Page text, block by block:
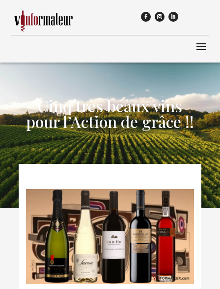
Cinq très beaux vins
pour l’Action de grâce !!